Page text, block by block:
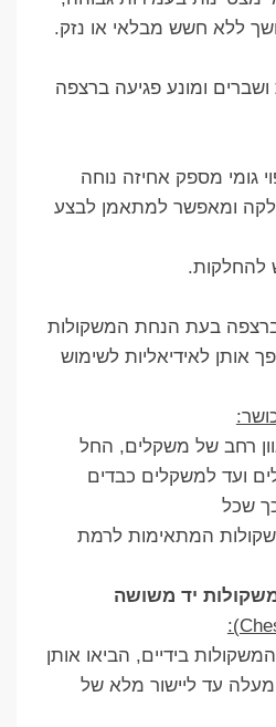
ללא חשש מבלאי או נזק.
ומונע פגיעה ברצפה
גומי מספק אחיזה נוחה
ומאפשר למתאמן לבצע
להחלקות.
ברצפה בעת הנחת המשקולות
אותן לאידיאליות לשימוש
רחב של משקלים, החל
ועד למשקלים כבדים
שכל
המתאימות לרמת
יד משושה
בידיים, הביאו אותן
מעלה עד ליישור מלא של